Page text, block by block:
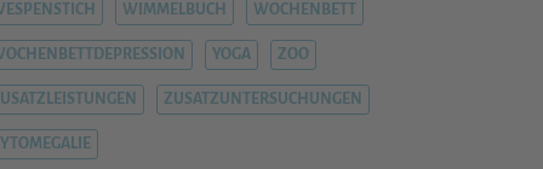
WIMMELBUCH WOCHENBETT
YOGA ZOO
ZUSATZUNTERSUCHUNGEN